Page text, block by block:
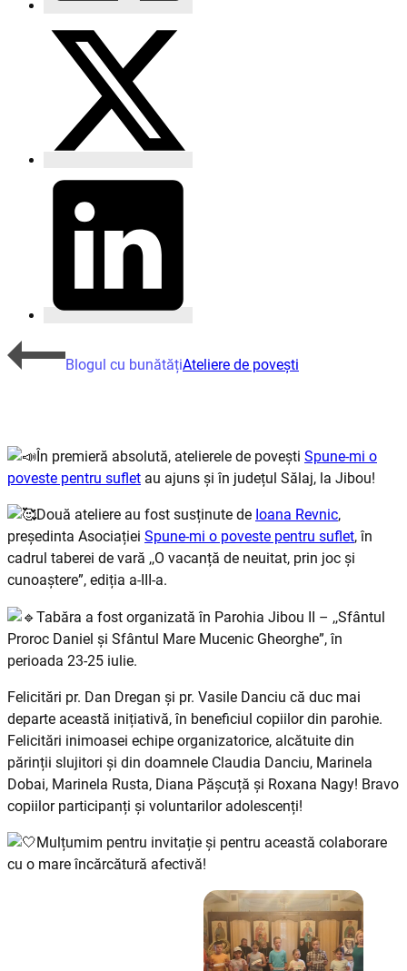
Blogul cu bunătățiAteliere de povești
În premieră absolută, atelierele de povești Spune-mi o
poveste pentru suflet au ajuns și în județul Sălaj, la Jibou!
Două ateliere au fost susținute de Ioana Revnic,
președinta Asociației Spune-mi o poveste pentru suflet, în
cadrul taberei de vară ,,O vacanță de neuitat, prin joc și
cunoaștere”, ediția a-III-a.
Tabăra a fost organizată în Parohia Jibou II – ,,Sfântul
Proroc Daniel și Sfântul Mare Mucenic Gheorghe”, în
perioada 23-25 iulie.
Felicitări pr. Dan Dregan și pr. Vasile Danciu că duc mai
departe această inițiativă, în beneficiul copiilor din parohie.
Felicitări inimoasei echipe organizatorice, alcătuite din
părinții slujitori și din doamnele Claudia Danciu, Marinela
Dobai, Marinela Rusta, Diana Pășcuță și Roxana Nagy! Bravo
copiilor participanți și voluntarilor adolescenți!
Mulțumim pentru invitație și pentru această colaborare
cu o mare încărcătură afectivă!